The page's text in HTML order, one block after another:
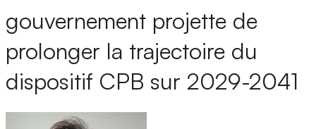
gouvernement projette de
prolonger la trajectoire du
dispositif CPB sur 2029-2041